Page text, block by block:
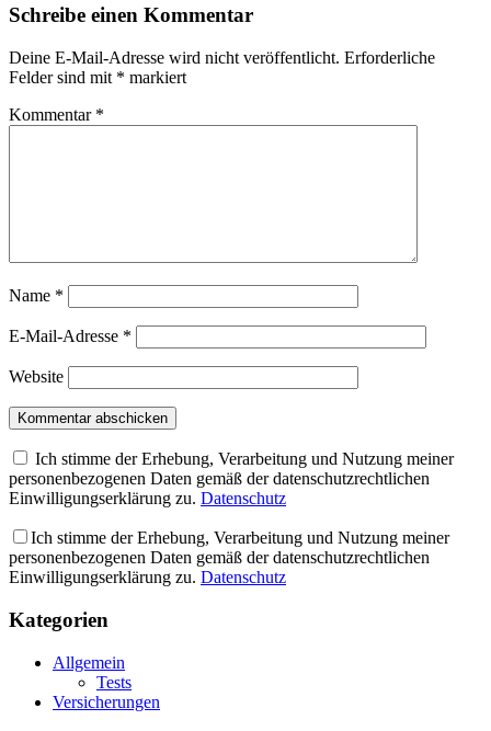
Schreibe einen Kommentar
Deine E-Mail-Adresse wird nicht veröffentlicht. Erforderliche
Felder sind mit * markiert
Kommentar *
Name *
E-Mail-Adresse *
Website
Ich stimme der Erhebung, Verarbeitung und Nutzung meiner
personenbezogenen Daten gemäß der datenschutzrechtlichen
Einwilligungserklärung zu. Datenschutz
Ich stimme der Erhebung, Verarbeitung und Nutzung meiner
personenbezogenen Daten gemäß der datenschutzrechtlichen
Einwilligungserklärung zu. Datenschutz
Kategorien
Allgemein
Tests
Versicherungen